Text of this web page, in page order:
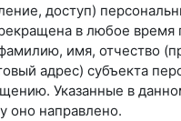
доступ)
в любое
имя, отчество
адрес) субъекта
Указанные в
оно направлено.